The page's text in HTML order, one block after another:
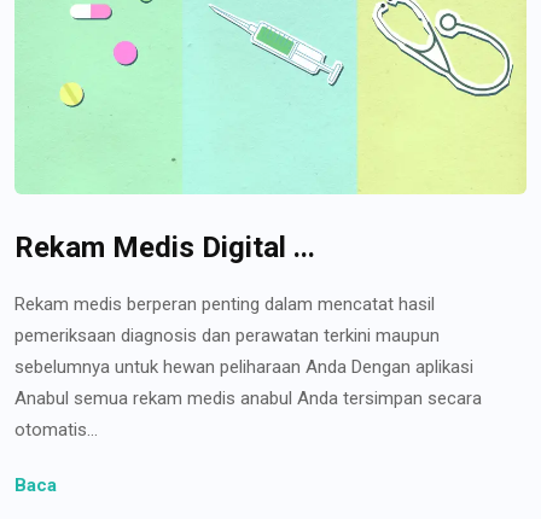
Rekam Medis Digital ...
Rekam medis berperan penting dalam mencatat hasil
pemeriksaan diagnosis dan perawatan terkini maupun
sebelumnya untuk hewan peliharaan Anda Dengan aplikasi
Anabul semua rekam medis anabul Anda tersimpan secara
otomatis...
Baca